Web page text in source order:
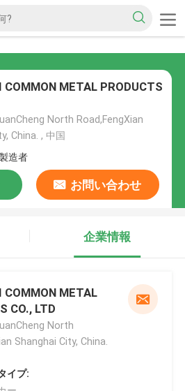
COMMON METAL PRODUCTS
North Road,FengXian
China. , 中国
造者
お問い合わせ
企業情報
COMMON METAL
CO., LTD
North
Shanghai City, China.
イプ: